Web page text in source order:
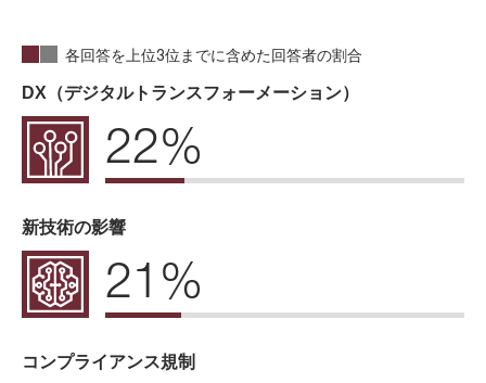
各回答を上位3位までに含めた回答者の割合
DX（デジタルトランスフォーメーション）
22%
新技術の影響
21%
コンプライアンス規制